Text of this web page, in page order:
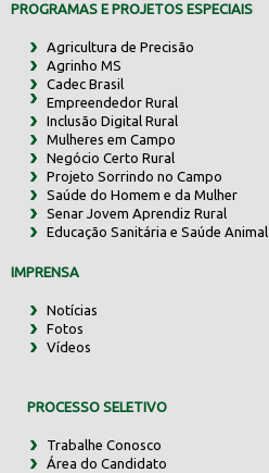
PROGRAMAS E PROJETOS ESPECIAIS
Agricultura de Precisão
Agrinho MS
Cadec Brasil
Empreendedor Rural
Inclusão Digital Rural
Mulheres em Campo
Negócio Certo Rural
Projeto Sorrindo no Campo
Saúde do Homem e da Mulher
Senar Jovem Aprendiz Rural
Educação Sanitária e Saúde Animal
IMPRENSA
Notícias
Fotos
Vídeos
PROCESSO SELETIVO
Trabalhe Conosco
Área do Candidato